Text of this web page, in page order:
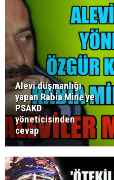
Alevi düşmanlığı
yapan Rabia Mine'ye
PSAKD
yöneticisinden
cevap